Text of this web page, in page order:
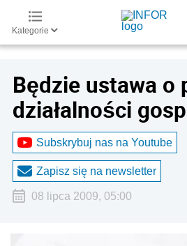
Kategorie
Będzie ustawa o
działalności
Subskrybuj nas na Youtube
Zapisz się na newsletter
08 lipca 2009, 05:00